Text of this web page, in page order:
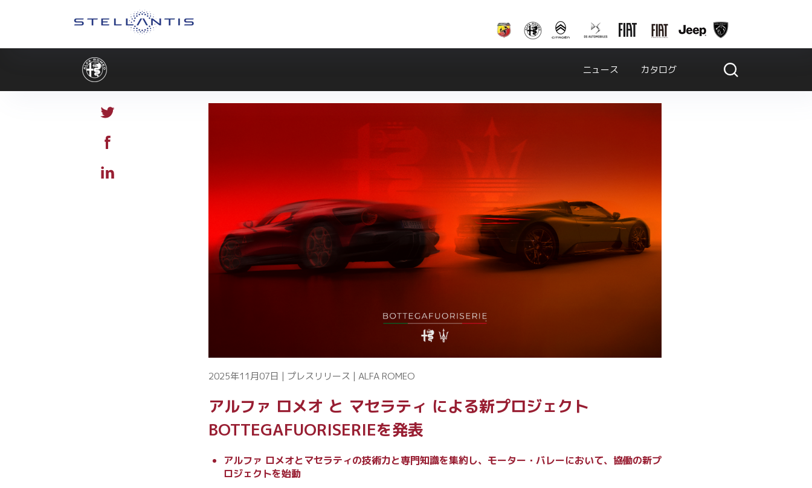
ニュース カタログ
2025年11月07日 | プレスリリース | ALFA ROMEO
アルファ ロメオ と マセラティ による新プロジェクト
BOTTEGAFUORISERIEを発表
アルファ ロメオとマセラティの技術力と専門知識を集約し、モーター・バレーにおいて、協働の新プ
ロジェクトを始動